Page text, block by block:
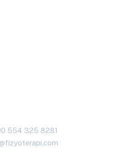
554 325 8281